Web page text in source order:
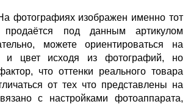
фотографиях изображен именно тот
продаётся под данным артикулом
можете ориентироваться на
и цвет исходя из фотографий, но
что оттенки реального товара
от тех что представлены на
с настройками фотоаппарата,